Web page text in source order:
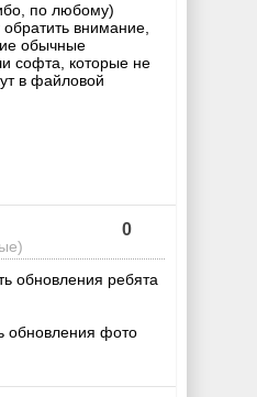
по любому)
внимание,
обычные
софта, которые не
в файловой
0
обновления ребята
обновления фото